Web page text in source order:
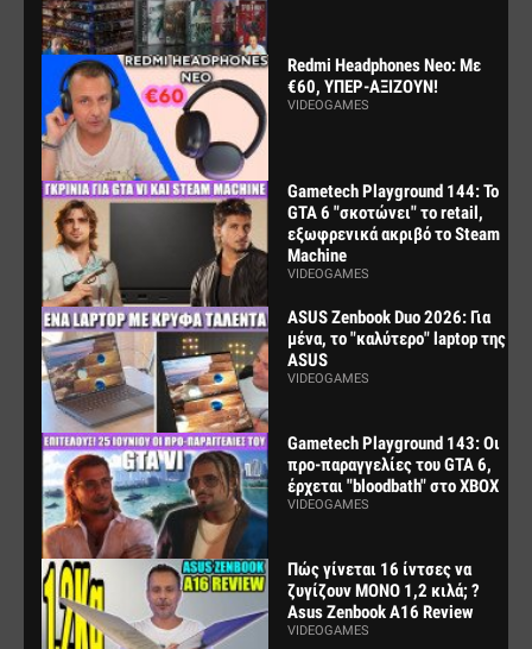
Redmi Headphones Neo: Με
€60, ΥΠΕΡ-ΑΞΙΖΟΥΝ!
VIDEOGAMES
Gametech Playground 144: Το
GTA 6 "σκοτώνει" το retail,
εξωφρενικά ακριβό το Steam
Machine
VIDEOGAMES
ASUS Zenbook Duo 2026: Για
μένα, το "καλύτερο" laptop της
ASUS
VIDEOGAMES
Gametech Playground 143: Οι
προ-παραγγελίες του GTA 6,
έρχεται "bloodbath" στο XBOX
VIDEOGAMES
Πώς γίνεται 16 ίντσες να
ζυγίζουν ΜΟΝΟ 1,2 κιλά; ?
Asus Zenbook A16 Review
VIDEOGAMES